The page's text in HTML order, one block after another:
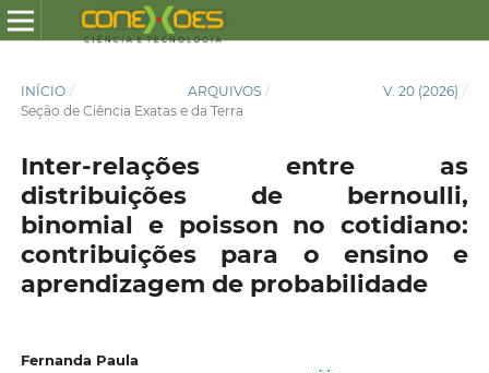
INÍCIO / ARQUIVOS / V. 20 (2026) /
Seção de Ciência Exatas e da Terra
Inter-relações entre as
distribuições de bernoulli,
binomial e poisson no cotidiano:
contribuições para o ensino e
aprendizagem de probabilidade
Fernanda Paula